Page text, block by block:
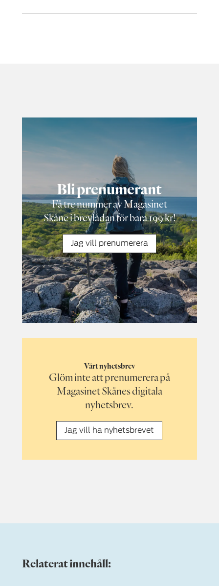
Bli prenumerant
Få tre nummer av Magasinet
Skåne i brevlådan för bara 199 kr!
Jag vill prenumerera
Vårt nyhetsbrev
Glöm inte att prenumerera på
Magasinet Skånes digitala
nyhetsbrev.
Jag vill ha nyhetsbrevet
Relaterat innehåll: